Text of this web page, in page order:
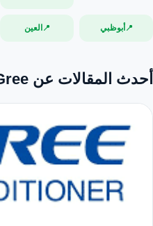
📍 أبوظبي 📍 العين
أحدث المقالات عن Gree